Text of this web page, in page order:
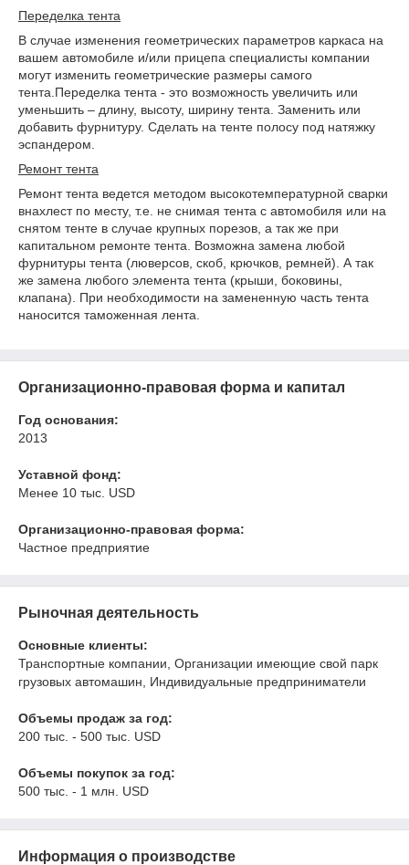
Переделка тента
В случае изменения геометрических параметров каркаса на
вашем автомобиле и/или прицепа специалисты компании
могут изменить геометрические размеры самого
тента.Переделка тента - это возможность увеличить или
уменьшить – длину, высоту, ширину тента. Заменить или
добавить фурнитуру. Сделать на тенте полосу под натяжку
эспандером.
Ремонт тента
Ремонт тента ведется методом высокотемпературной сварки
внахлест по месту, т.е. не снимая тента с автомобиля или на
снятом тенте в случае крупных порезов, а так же при
капитальном ремонте тента. Возможна замена любой
фурнитуры тента (люверсов, скоб, крючков, ремней). А так
же замена любого элемента тента (крыши, боковины,
клапана). При необходимости на замененную часть тента
наносится таможенная лента.
Организационно-правовая форма и капитал
Год основания:
2013
Уставной фонд:
Менее 10 тыс. USD
Организационно-правовая форма:
Частное предприятие
Рыночная деятельность
Основные клиенты:
Транспортные компании, Организации имеющие свой парк
грузовых автомашин, Индивидуальные предприниматели
Объемы продаж за год:
200 тыс. - 500 тыс. USD
Объемы покупок за год:
500 тыс. - 1 млн. USD
Информация о производстве